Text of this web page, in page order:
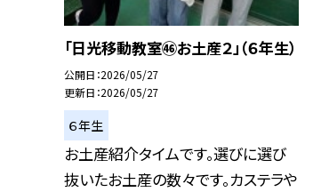
「日光移動教室㊻お土産２」（６年生）
公開日 2026/05/27
更新日 2026/05/27
６年生
お土産紹介タイムです。選びに選び
抜いたお土産の数々です。カステラや